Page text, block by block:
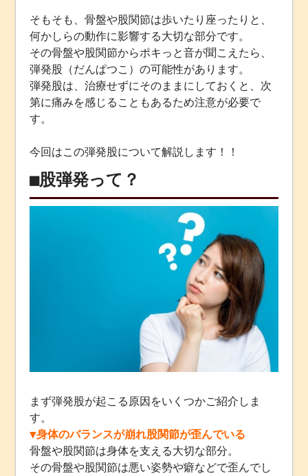
そもそも、骨盤や股関節は歩いたり座ったりと、
何かしらの動作に影響する大切な部分です。
その骨盤や股関節からポキっと音が聞こえたら、
弾発股（だんぱつこ）の可能性があります。
弾発股は、治療せずにそのままにしておくと、次
第に痛みを感じることもあるため注意が必要で
す。
今回はこの弾発股について解説します！！
■股弾発って？
まず弾発股が起こる原因をいくつかご紹介しま
す。
▼身体のバランスが崩れ股関節が歪んでいる
骨盤や股関節は身体を支える大切な部分。
その骨盤や股関節は悪い姿勢や癖などで歪んでし